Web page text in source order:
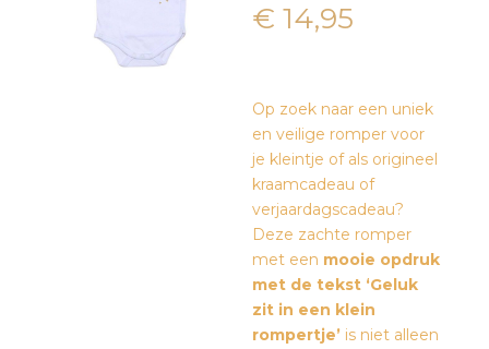
€ 14,95
Op zoek naar een uniek
en veilige romper voor
je kleintje of als origineel
kraamcadeau of
verjaardagscadeau?
Deze zachte romper
met een mooie opdruk
met de tekst ‘Geluk
zit in een klein
rompertje’ is niet alleen